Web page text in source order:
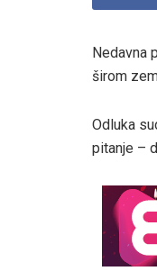
Nedavna
širom
Odluka
pitanje –